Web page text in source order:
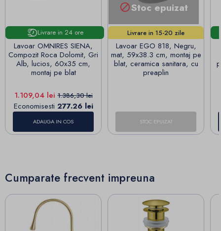
Livrare in 24 ore
Lavoar OMNIRES SIENA,
Compozit Roca Dolomit, Gri
Alb, lucios, 60x35 cm,
montaj pe blat
Pret
1.109,04 leiPret de baza
1.386,30 lei
Economisesti 277.26 lei
ADAUGA IN COS
Stoc epuizat
Livrare in 15-20 zile
lucrătoare!
Lavoar EGO 818, Negru,
mat, 59x38.3 cm, montaj pe
blat, ceramica sanitara, cu
preaplin
STOC EPUIZAT
Cumparate frecvent impreuna